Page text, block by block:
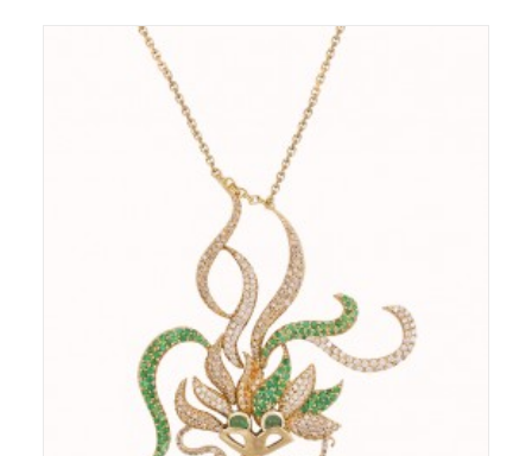
Pendentif - Or 18ct - Diamants - Grenats
mandarine - Émeraudes